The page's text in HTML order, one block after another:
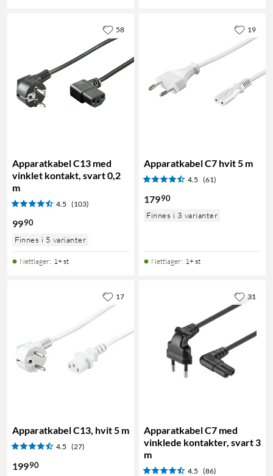
Apparatkabel C13 med
vinklet kontakt, svart 0,2
m
4.5 (103)
9990
Finnes i 5 varianter
Nettlager: 1+ st
58
Apparatkabel C7 hvit 5 m
4.5 (61)
17990
Finnes i 3 varianter
Nettlager: 1+ st
19
Apparatkabel C13, hvit 5 m
4.5 (27)
19990
17
Apparatkabel C7 med
vinklede kontakter, svart 3
m
4.5 (86)
31